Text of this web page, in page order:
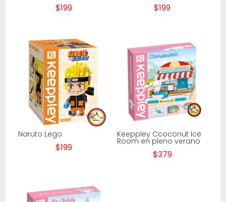
$199 $199
Naruto Lego
$199
Keeppley Ccoconut Ice
Room en pleno verano
$379